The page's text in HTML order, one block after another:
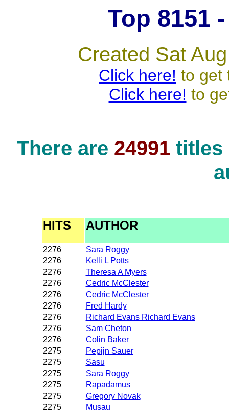
Top 8151
Created Sat
Click here! to get
Click here! to
There are 24991titles
HITS AUTHOR
2276
Sara Roggy
2276
Kelli L Potts
2276
Theresa A Myers
2276
Cedric McClester
2276
Cedric McClester
2276
Fred Hardy
2276
Richard Evans Richard Evans
2276
Sam Cheton
2276
Colin Baker
2275
Pepijn Sauer
2275
Sasu
2275
Sara Roggy
2275
Rapadamus
2275
Gregory Novak
2275
Musau